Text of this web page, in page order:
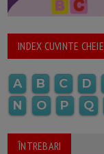
INDEX CUVINTE CHEIE
A B C D
N
O P Q
ÎNTREBARI